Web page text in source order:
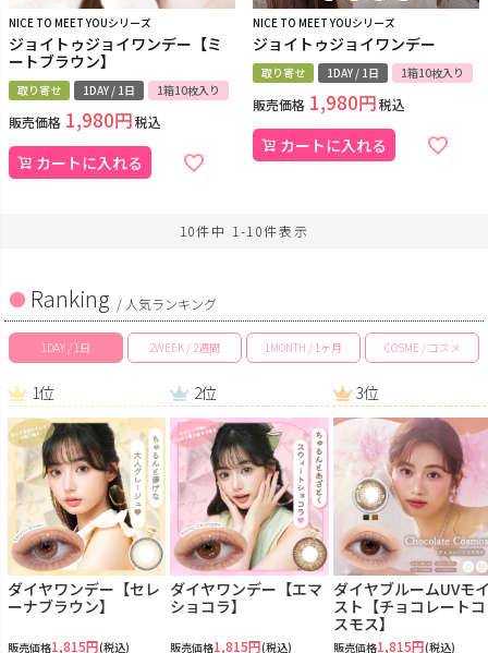
NICE TO MEET YOUシリーズ
ジョイトゥジョイワンデー【ミ
ートブラウン】
取り寄せ 1DAY / 1日 1箱10枚入り
販売価格 1,980 税込
カートに入れる
NICE TO MEET YOUシリーズ
ジョイトゥジョイワンデー
取り寄せ 1DAY / 1日 1箱10枚入り
販売価格 1,980 税込
カートに入れる
10件中 1 -10件表示
Ranking / 人気ランキング
1DAY / 1日 2WEEK / 2週間 1MONTH / 1ヶ月 COSME / コスメ
1位
ダイヤワンデー【セレ
ーナブラウン】
販売価格1,815円(税込)
2位
ダイヤワンデー【エマ
ショコラ】
販売価格1,815円(税込)
3位
ダイヤブルームUVモ
スト【チョコレートコ
スモス】
販売価格1,815円(税込)